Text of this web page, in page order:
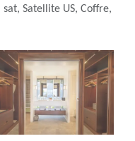
Satellite US, Coffre,